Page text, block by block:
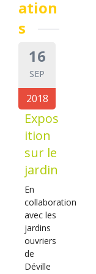
ation
s
16
SEP
2018
Expos
ition
sur le
jardin
En
collaboration
avec les
jardins
ouvriers
de
Déville